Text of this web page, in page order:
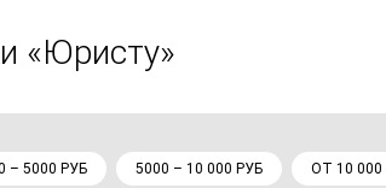
«Юристу»
– 5000 РУБ 5000 – 10 000 РУБ ОТ 10 000